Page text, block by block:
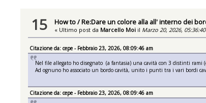
15 How to/Re:Dare un colore alla all' interno dei
« Ultimo post da Marcello Moi il Marzo 20, 2026,
Citazione da: cepe - Febbraio 23, 2026, 08:09:46 am
Nel file allegato ho disegnato (a fantasia) una cavità con 3 distinti rami
Ad ognuno ho associato un bordo cavità, unito i punti tra i vari bordi
Citazione da: cepe - Febbraio 23, 2026, 08:09:46 am